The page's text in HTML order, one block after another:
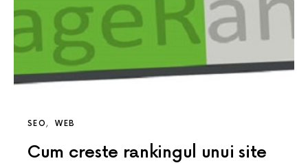
SEO WEB
Cum creste rankingul unui site